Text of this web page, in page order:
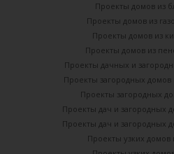
Проекты домов из
Проекты домов из
Проекты домов из
Проекты домов из
Проекты дачных и
Проекты загородных домов
Проекты загородных
Проекты дач и загородных
Проекты дач и загородных
Проекты узких домов